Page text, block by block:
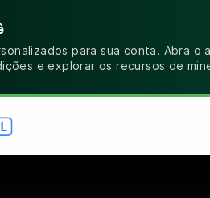
para sua conta. Abra o
e explorar os recursos de